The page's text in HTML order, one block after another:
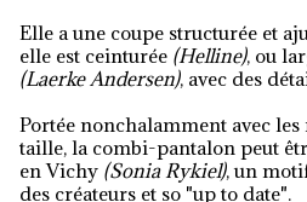
Elle a une coupe structurée et
elle est ceinturée (Helline), ou
(Laerke Andersen), avec des
Portée nonchalamment avec les
taille, la combi-pantalon peut
en Vichy (Sonia Rykiel), un
des créateurs et so "up to date".